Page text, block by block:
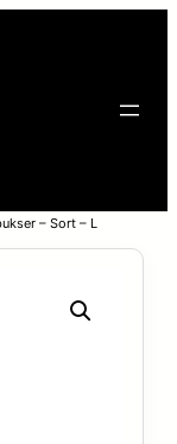
– Sort – L